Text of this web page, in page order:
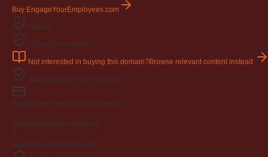
Buy EngageYourEmployees.com
Afternic
GoDaddy checkout
Not interested in buying this domain?Browse relevant content instead
What happens after you buy
PaySecure checkout on GoDaddy
2
VerifyOwnership confirmed
3
Push Delivered within 24h